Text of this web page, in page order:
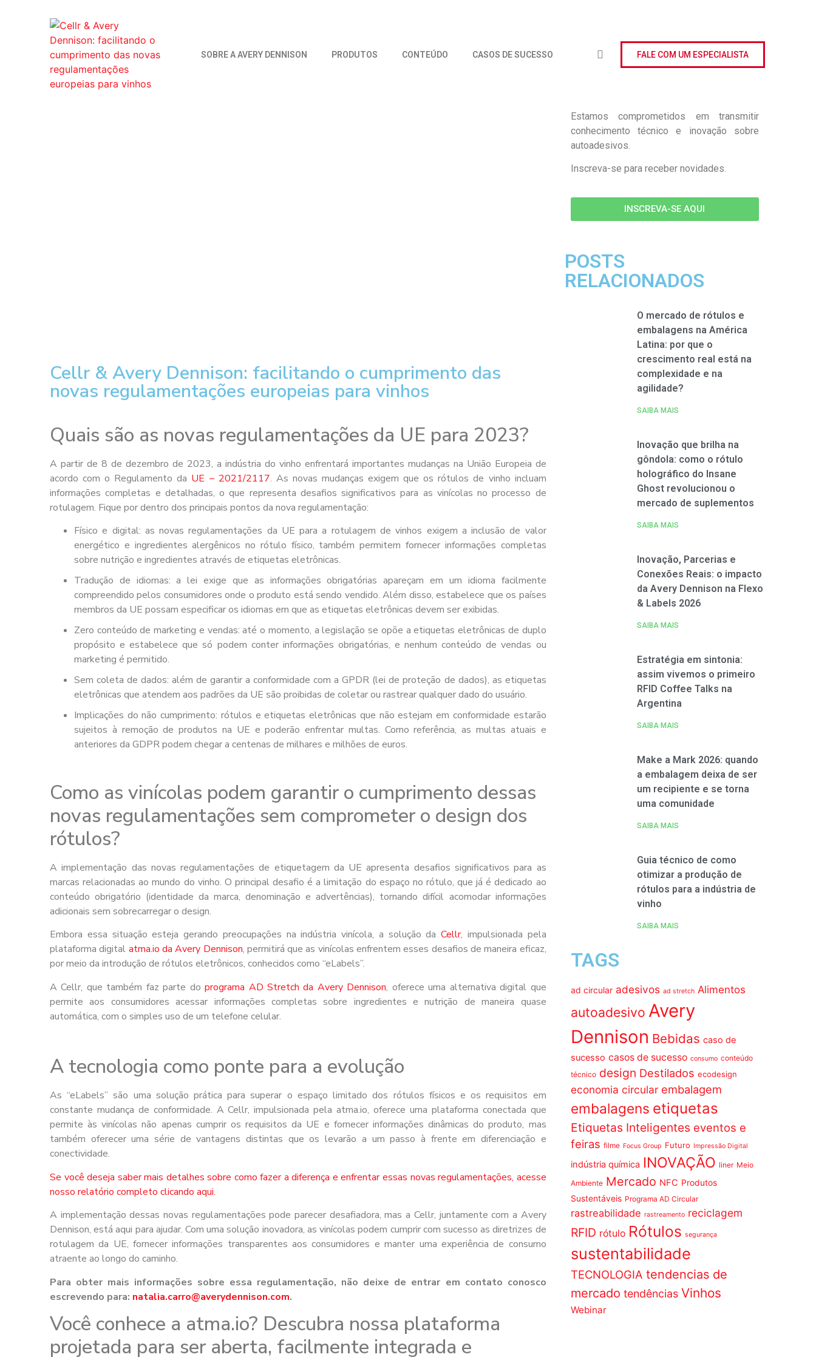
SOBRE A AVERY DENNISON PRODUTOS CONTEÚDO CASOS DE SUCESSO FALE COM UM ESPECIALISTA
Cellr & Avery Dennison: facilitando o cumprimento das
novas regulamentações europeias para vinhos
Quais são as novas regulamentações da UE para 2023?
A partir de 8 de dezembro de 2023, a indústria do vinho enfrentará importantes mudanças na União Europeia de
acordo com o Regulamento da UE – 2021/2117. As novas mudanças exigem que os rótulos de vinho incluam
informações completas e detalhadas, o que representa desafios significativos para as vinícolas no processo de
rotulagem. Fique por dentro dos principais pontos da nova regulamentação:
Físico e digital: as novas regulamentações da UE para a rotulagem de vinhos exigem a inclusão de valor
energético e ingredientes alergênicos no rótulo físico, também permitem fornecer informações completas
sobre nutrição e ingredientes através de etiquetas eletrônicas.
Tradução de idiomas: a lei exige que as informações obrigatórias apareçam em um idioma facilmente
compreendido pelos consumidores onde o produto está sendo vendido. Além disso, estabelece que os países
membros da UE possam especificar os idiomas em que as etiquetas eletrônicas devem ser exibidas.
Zero conteúdo de marketing e vendas: até o momento, a legislação se opõe a etiquetas eletrônicas de duplo
propósito e estabelece que só podem conter informações obrigatórias, e nenhum conteúdo de vendas ou
marketing é permitido.
Sem coleta de dados: além de garantir a conformidade com a GPDR (lei de proteção de dados), as etiquetas
eletrônicas que atendem aos padrões da UE são proibidas de coletar ou rastrear qualquer dado do usuário.
Implicações do não cumprimento: rótulos e etiquetas eletrônicas que não estejam em conformidade estarão
sujeitos à remoção de produtos na UE e poderão enfrentar multas. Como referência, as multas atuais e
anteriores da GDPR podem chegar a centenas de milhares e milhões de euros.
Como as vinícolas podem garantir o cumprimento dessas
novas regulamentações sem comprometer o design dos
rótulos?
A implementação das novas regulamentações de etiquetagem da UE apresenta desafios significativos para as
marcas relacionadas ao mundo do vinho. O principal desafio é a limitação do espaço no rótulo, que já é dedicado ao
conteúdo obrigatório (identidade da marca, denominação e advertências), tornando difícil acomodar informações
adicionais sem sobrecarregar o design.
Embora essa situação esteja gerando preocupações na indústria vinícola, a solução daCellr, impulsionada pela
plataforma digital atma.io da Avery Dennison, permitirá que as vinícolas enfrentem esses desafios de maneira eficaz,
por meio da introdução de rótulos eletrônicos, conhecidos como “eLabels”.
A Cellr, que também faz parte doprograma AD Stretch da Avery Dennison, oferece uma alternativa digital que
permite aos consumidores acessar informações completas sobre ingredientes e nutrição de maneira quase
automática, com o simples uso de um telefone celular.
A tecnologia como ponte para a evolução
As “eLabels” são uma solução prática para superar o espaço limitado dos rótulos físicos e os requisitos em
constante mudança de conformidade. A Cellr, impulsionada pela atma.io, oferece uma plataforma conectada que
permite às vinícolas não apenas cumprir os requisitos da UE e fornecer informações dinâmicas do produto, mas
também oferecer uma série de vantagens distintas que os levarão a um passo à frente em diferenciação e
conectividade.
Se você deseja saber mais detalhes sobre como fazer a diferença e enfrentar essas novas regulamentações, acesse
nosso relatório completo clicando aqui.
A implementação dessas novas regulamentações pode parecer desafiadora, mas a Cellr, juntamente com a Avery
Dennison, está aqui para ajudar. Com uma solução inovadora, as vinícolas podem cumprir com sucesso as diretrizes de
rotulagem da UE, fornecer informações transparentes aos consumidores e manter uma experiência de consumo
atraente ao longo do caminho.
Para obter mais informações sobre essa regulamentação, não deixe de entrar em contato conosco
escrevendo para: natalia.carro@averydennison.com.
Você conhece a atma.io? Descubra nossa plataforma
projetada para ser aberta, facilmente integrada e
Estamos comprometidos em transmitir
conhecimento técnico e inovação sobre
autoadesivos.
Inscreva-se para receber novidades.
INSCREVA-SE AQUI
POSTS
RELACIONADOS
O mercado de rótulos e
embalagens na América
Latina: por que o
crescimento real está na
complexidade e na
agilidade?
SAIBA MAIS
Inovação que brilha na
gôndola: como o rótulo
holográfico do Insane
Ghost revolucionou o
mercado de suplementos
SAIBA MAIS
Inovação, Parcerias e
Conexões Reais: o impacto
da Avery Dennison na Flexo
& Labels 2026
SAIBA MAIS
Estratégia em sintonia:
assim vivemos o primeiro
RFID Coffee Talks na
Argentina
SAIBA MAIS
Make a Mark 2026: quando
a embalagem deixa de ser
um recipiente e se torna
uma comunidade
SAIBA MAIS
Guia técnico de como
otimizar a produção de
rótulos para a indústria de
vinho
SAIBA MAIS
TAGS
ad circular adesivos ad stretch Alimentos
autoadesivo Avery
Dennison Bebidas caso de
sucesso casos de sucesso consumo conteúdo
técnico design Destilados ecodesign
economia circular embalagem
embalagens etiquetas
Etiquetas Inteligentes eventos e
feiras filme Focus Group Futuro Impressão Digital
indústria química INOVAÇÃO liner Meio
Ambiente Mercado NFC Produtos
Sustentáveis Programa AD Circular
rastreabilidade rastreamento reciclagem
RFID rótulo Rótulos segurança
sustentabilidade
TECNOLOGIA tendencias de
mercado tendências Vinhos
Webinar